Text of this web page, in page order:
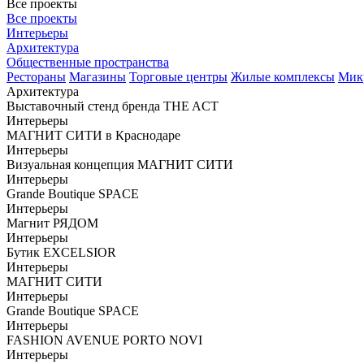
Все проекты
Все проекты
Интерьеры
Архитектура
Общественные пространства
Рестораны Магазины Торговые центры Жилые комплексы
Архитектура
Выставочный стенд бренда THE ACT
Интерьеры
МАГНИТ СИТИ в Краснодаре
Интерьеры
Визуальная концепция МАГНИТ СИТИ
Интерьеры
Grande Boutique SPACE
Интерьеры
Магнит РЯДОМ
Интерьеры
Бутик EXCELSIOR
Интерьеры
МАГНИТ СИТИ
Интерьеры
Grande Boutique SPACE
Интерьеры
FASHION AVENUE PORTO NOVI
Интерьеры